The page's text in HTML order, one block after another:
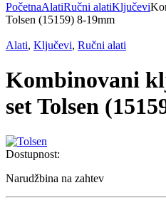
PočetnaAlatiRučni alatiKljučevi
Tolsen (15159) 8-19mm
Alati, Ključevi, Ručni alati
Kombinovani
set Tolsen
Dostupnost:
Narudžbina na zahtev